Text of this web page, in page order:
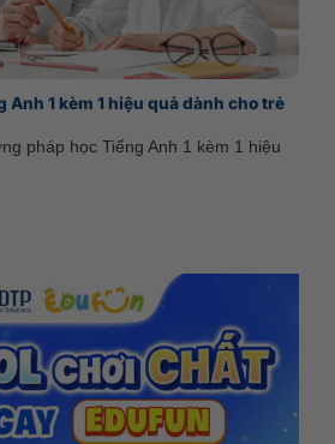
Anh 1 kèm 1 hiệu quả dành cho trẻ
pháp học Tiếng Anh 1 kèm 1 hiệu